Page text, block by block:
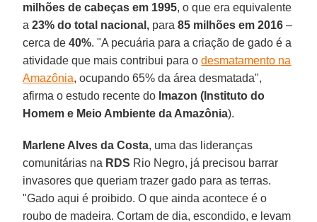
milhões de cabeças em 1995, o que era equivalente
a 23% do total nacional, para85 milhões em 2016 –
cerca de40%. "A pecuária para a criação de gado é a
atividade que mais contribui para odesmatamento na
Amazônia, ocupando 65% da área desmatada",
afirma o estudo recente do Imazon (Instituto do
Homem e Meio Ambiente da Amazônia).
Marlene Alves da Costa, uma das lideranças
comunitárias na RDS Rio Negro, já precisou barrar
invasores que queriam trazer gado para as terras.
"Gado aqui é proibido. O que ainda acontece é o
roubo de madeira. Cortam de dia, escondido, e levam